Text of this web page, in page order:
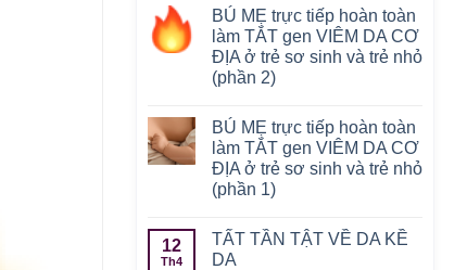
BÚ MẸ trực tiếp hoàn toàn
làm TẮT gen VIÊM DA CƠ
ĐỊA ở trẻ sơ sinh và trẻ nhỏ
(phần 2)
BÚ MẸ trực tiếp hoàn toàn
làm TẮT gen VIÊM DA CƠ
ĐỊA ở trẻ sơ sinh và trẻ nhỏ
(phần 1)
12
Th4
TẤT TẦN TẬT VỀ DA KỀ
DA